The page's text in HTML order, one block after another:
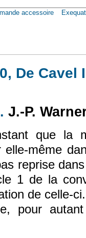
accessoire
De Cavel
externe)
(le lien est
J.-P.
que la
elle-même
reprise
1 de la
de celle-
pour